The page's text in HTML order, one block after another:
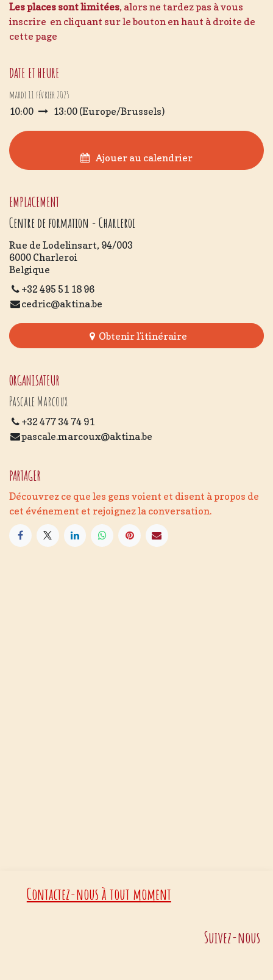
Les places sont limitées, alors ne tardez pas à vous
inscrire en cliquant sur le bouton en haut à droite de
cette page
DATE ET HEURE
mardi 11 février 2025
10:00
13:00 (Europe/Brussels)
Ajouer au calendrier
EMPLACEMENT
Centre de formation - Charleroi
Rue de Lodelinsart, 94/003
6000 Charleroi
Belgique
+32 495 51 18 96
cedric@aktina.be
Obtenir l'itinéraire
ORGANISATEUR
Pascale Marcoux
+32 477 34 74 91
pascale.marcoux@aktina.be
PARTAGER
Découvrez ce que les gens voient et disent à propos de
cet événement et rejoignez la conversation.
Contactez-nous à tout moment
Suivez-nous